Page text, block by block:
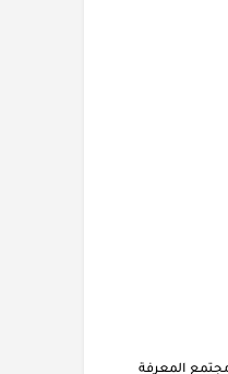
المعرفة